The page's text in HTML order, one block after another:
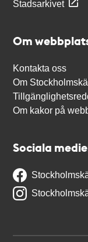
Stadsarkivet
Om
Kontakta oss
Om
Om kakor på
Sociala